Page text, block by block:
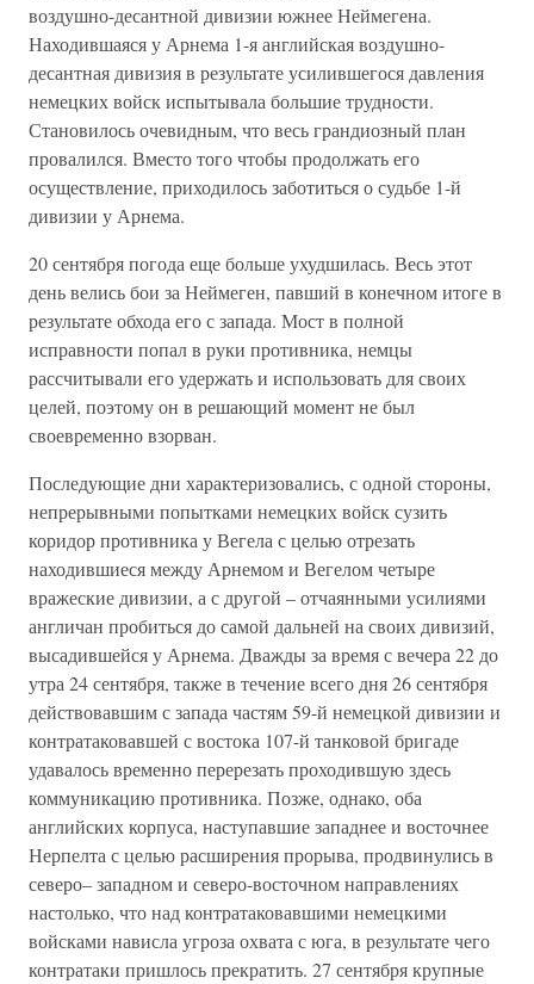
воздушно-десантной дивизии южнее Неймегена.
Находившаяся у Арнема 1-я английская воздушно-
десантная дивизия в результате усилившегося давления
немецких войск испытывала большие трудности.
Становилось очевидным, что весь грандиозный план
провалился. Вместо того чтобы продолжать его
осуществление, приходилось заботиться о судьбе 1-й
дивизии у Арнема.
20 сентября погода еще больше ухудшилась. Весь этот
день велись бои за Неймеген, павший в конечном итоге в
результате обхода его с запада. Мост в полной
исправности попал в руки противника, немцы
рассчитывали его удержать и использовать для своих
целей, поэтому он в решающий момент не был
своевременно взорван.
Последующие дни характеризовались, с одной стороны,
непрерывными попытками немецких войск сузить
коридор противника у Вегела с целью отрезать
находившиеся между Арнемом и Вегелом четыре
вражеские дивизии, а с другой – отчаянными усилиями
англичан пробиться до самой дальней на своих дивизий,
высадившейся у Арнема. Дважды за время с вечера 22 до
утра 24 сентября, также в течение всего дня 26 сентября
действовавшим с запада частям 59-й немецкой дивизии и
контратаковавшей с востока 107-й танковой бригаде
удавалось временно перерезать проходившую здесь
коммуникацию противника. Позже, однако, оба
английских корпуса, наступавшие западнее и восточнее
Нерпелта с целью расширения прорыва, продвинулись в
северо– западном и северо-восточном направлениях
настолько, что над контратаковавшими немецкими
войсками нависла угроза охвата с юга, в результате чего
контратаки пришлось прекратить. 27 сентября крупные